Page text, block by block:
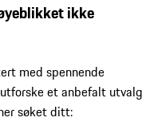
ikke
med spennende
et anbefalt utvalg
søket ditt: